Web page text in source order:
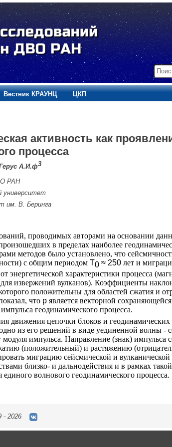
Вестник КРАУНЦ
ЦКП
активность как
процесса
А.И.ф3
РАН
университет
им. В. Беринга
проводимых авторами на основании
в пределах наиболее
методов было установлено, что
с общим периодом T0 ≈ 250 лет и
энергетической характеристики процесса
извержений вулканов). Коэффициенты
положительны для областей сжатия и
что p является векторной
геодинамического процесса.
движения цепочки блоков и геодинамических
из его решений в виде уединенной волны -
импульса. Направление (знак) импульса
(положительный) и растяжению
миграцию сейсмической и вулканической
близко- и дальнодействия и в рамках
волнового геодинамического процесса.
- 2026